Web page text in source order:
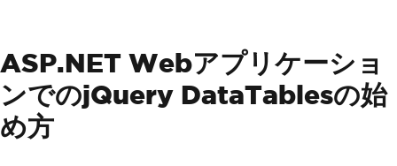
ASP.NET Webアプリケーショ
ンでのjQuery DataTablesの始
め方